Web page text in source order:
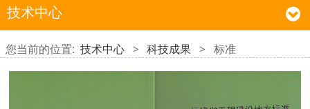
技术中心
您当前的位置: 技术中心 > 科技成果 > 标准